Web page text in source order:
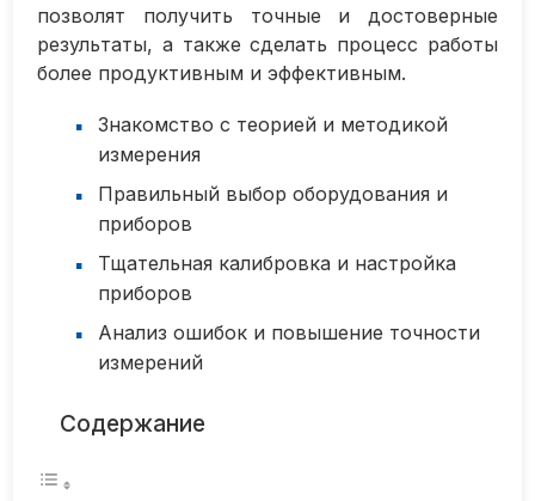
позволят получить точные и достоверные
результаты, а также сделать процесс работы
более продуктивным и эффективным.
Знакомство с теорией и методикой
измерения
Правильный выбор оборудования и
приборов
Тщательная калибровка и настройка
приборов
Анализ ошибок и повышение точности
измерений
Содержание